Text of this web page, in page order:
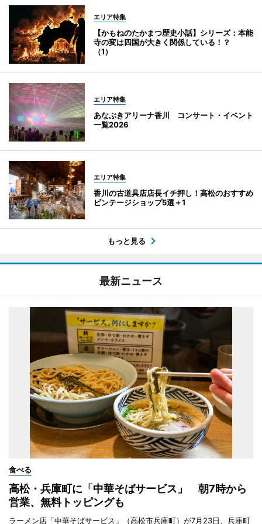
エリア特集
【かもねのたかまつ歴史小話】シリーズ：本能
寺の変は四国が大きく関係している！？
（1）
エリア特集
あなぶきアリーナ香川 コンサート・イベント
一覧2026
エリア特集
香川の古道具店店長イチ押し！高松のおすすめ
ビンテージショップ5選＋1
もっと見る
最新ニュース
食べる
高松・兵庫町に「中華そばサービス」 朝7時から
営業、無料トッピングも
ラーメン店「中華そばサービス」（高松市兵庫町）が7月23日、兵庫町